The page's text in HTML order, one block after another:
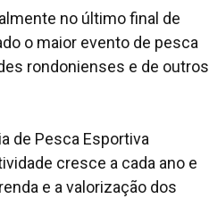
no último final de
o maior evento de pesca
rondonienses e de outros
de Pesca Esportiva
cresce a cada ano e
e a valorização dos